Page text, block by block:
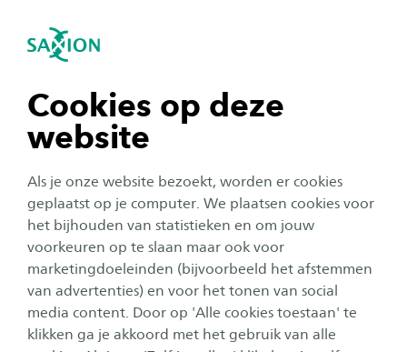
Cookies op deze
website
Als je onze website bezoekt, worden er cookies
geplaatst op je computer. We plaatsen cookies voor
het bijhouden van statistieken en om jouw
voorkeuren op te slaan maar ook voor
marketingdoeleinden (bijvoorbeeld het afstemmen
van advertenties) en voor het tonen van social
media content. Door op 'Alle cookies toestaan' te
klikken ga je akkoord met het gebruik van alle
Navigatie openen
tonen
tonen
tonen
tonen
sluiten
Corporate
Jitske werkt bij de Saxion
Parttime School: ‘Het glas
halfleeg of halfvol? Ik ben juist
altijd op zoek naar de kraan!
Auteur: